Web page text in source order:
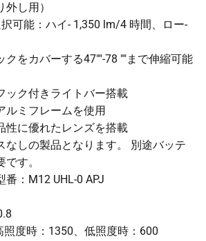
し用）
択可能：ハイ- 1,350 lm/4 時間、ロー-
クをカバーする47""-78 ""まで伸縮可能
ック付きライトバー搭載
ルミフレームを使用
性に優れたレンズを搭載
しの製品となります。 別途バッテ
す。
番：M12 UHL-0 APJ
照度時：1350、低照度時：600